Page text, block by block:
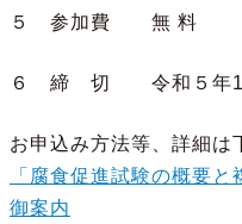
５ 参加費 無 料
６ 締 切 令和５年1
お申込み方法等、詳細は
「腐食促進試験の概要
御案内